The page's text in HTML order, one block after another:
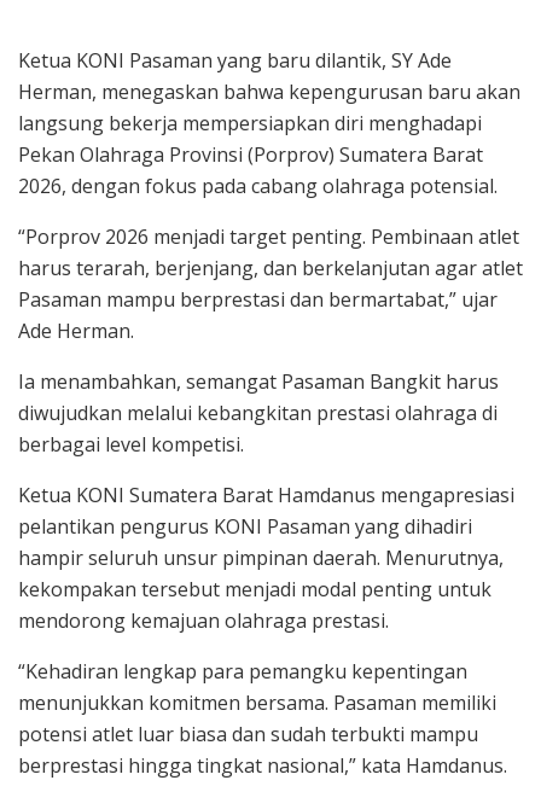
Ketua KONI Pasaman yang baru dilantik, SY Ade
Herman, menegaskan bahwa kepengurusan baru akan
langsung bekerja mempersiapkan diri menghadapi
Pekan Olahraga Provinsi (Porprov) Sumatera Barat
2026, dengan fokus pada cabang olahraga potensial.
“Porprov 2026 menjadi target penting. Pembinaan atlet
harus terarah, berjenjang, dan berkelanjutan agar atlet
Pasaman mampu berprestasi dan bermartabat,” ujar
Ade Herman.
Ia menambahkan, semangat Pasaman Bangkit harus
diwujudkan melalui kebangkitan prestasi olahraga di
berbagai level kompetisi.
Ketua KONI Sumatera Barat Hamdanus mengapresiasi
pelantikan pengurus KONI Pasaman yang dihadiri
hampir seluruh unsur pimpinan daerah. Menurutnya,
kekompakan tersebut menjadi modal penting untuk
mendorong kemajuan olahraga prestasi.
“Kehadiran lengkap para pemangku kepentingan
menunjukkan komitmen bersama. Pasaman memiliki
potensi atlet luar biasa dan sudah terbukti mampu
berprestasi hingga tingkat nasional,” kata Hamdanus.